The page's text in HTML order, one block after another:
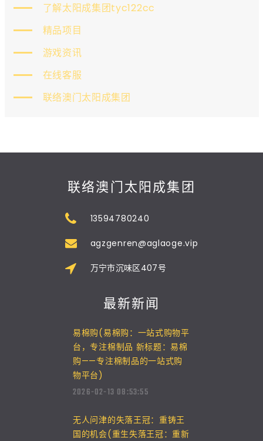
了解太阳成集团tyc122cc
精品项目
游戏资讯
在线客服
联络澳门太阳成集团
联络澳门太阳成集团
13594780240
agzgenren@aglaoge.vip
万宁市沉味区407号
最新新闻
易棉购(易棉购：一站式购物平
台，专注棉制品 新标题：易棉
购——专注棉制品的一站式购
物平台)
2026-02-13 08:53:55
无人问津的失落王冠：重铸王
国的机会(重生失落王冠：重新